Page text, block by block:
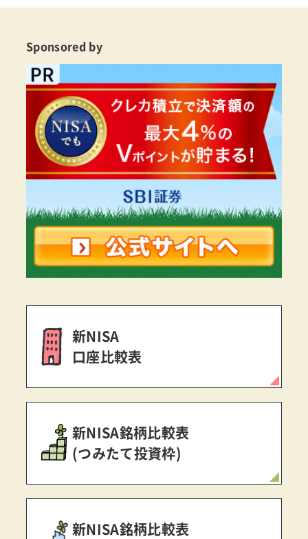
Sponsored by
新NISA
口座比較表
新NISA銘柄比較表
(つみたて投資枠)
新NISA銘柄比較表